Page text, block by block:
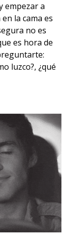
empezar a
la cama es
no es
es hora de
luzco?, ¿qué